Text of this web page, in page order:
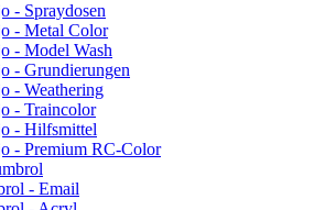
- Spraydosen
- Metal Color
- Model Wash
- Grundierungen
- Weathering
- Traincolor
- Hilfsmittel
- Premium RC-Color
- Email